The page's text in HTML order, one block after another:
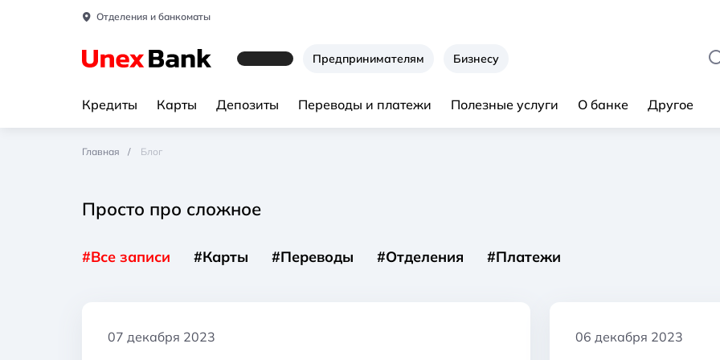
Отделения и банкоматы
Предпринимателям Бизнесу
Кредиты Карты Депозиты Переводы и платежи Полезные услуги О банке Другое
Главная Блог
Просто про сложное
#Все записи #Карты #Переводы #Отделения #Платежи
07 декабря 2023 06 декабря 2023